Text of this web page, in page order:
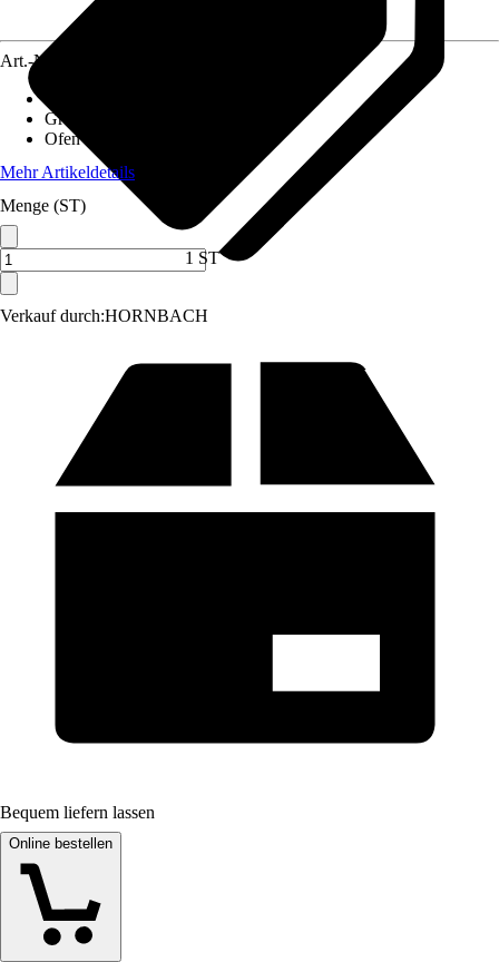
Verkauf durch:HORNBACH
Art.-Nr.
Grundfläche Saunahaus
Ofen Typ
Mehr Artikeldetails
Menge (ST)
1 ST
Bequem liefern lassen
Online bestellen